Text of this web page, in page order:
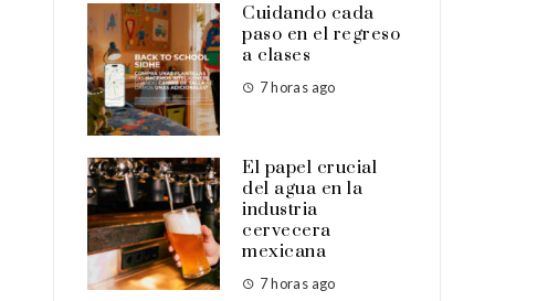
Cuidando cada
paso en el regreso
a clases
7 horas ago
El papel crucial
del agua en la
industria
cervecera
mexicana
7 horas ago